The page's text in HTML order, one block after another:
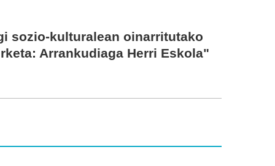
sozio-kulturalean oinarritutako
Arrankudiaga Herri Eskola"